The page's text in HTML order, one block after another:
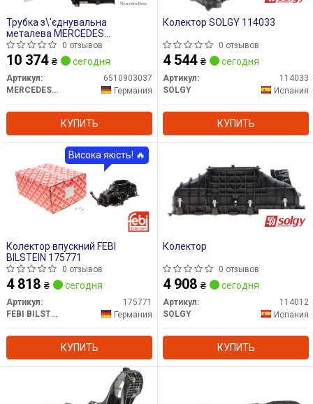
Трубка з\'єднувальна
металева MERCEDES
6510903037
0 отзывов
10 374 ₴ сегодня
Артикул:
6510903037
MERCEDES-BENZ
Германия
КУПИТЬ
Колектор SOLGY 114033
0 отзывов
4 544 ₴ сегодня
Артикул:
114033
SOLGY
Испания
КУПИТЬ
Колектор впускний FEBI
BILSTEIN 175771
0 отзывов
4 818 ₴ сегодня
Артикул:
175771
FEBI BILSTEIN
Германия
КУПИТЬ
Висока якість! 🔥
Колектор
0 отзывов
4 908 ₴ сегодня
Артикул:
114012
SOLGY
Испания
КУПИТЬ